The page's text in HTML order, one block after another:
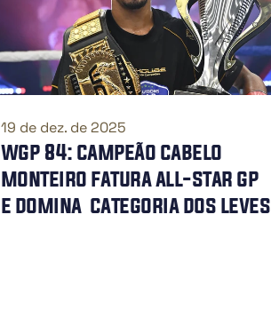
19 de dez. de 2025
wgp 84: campeão cabelo
monteiro fatura all-star gp
e domina  categoria dos leves